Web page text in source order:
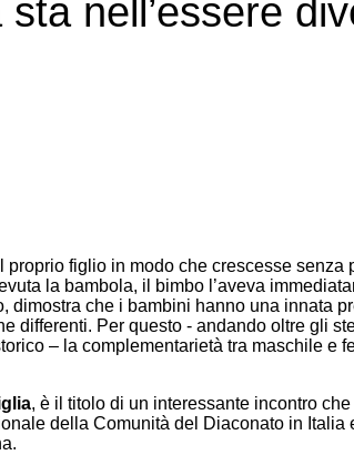
nell’essere
figlio in modo che crescesse
la bambola, il bimbo l’aveva
dimostra che i bambini hanno una innata
Per questo - andando oltre gli
– la complementarietà tra maschile e
, è il titolo di un interessante incontro
della Comunità del Diaconato in